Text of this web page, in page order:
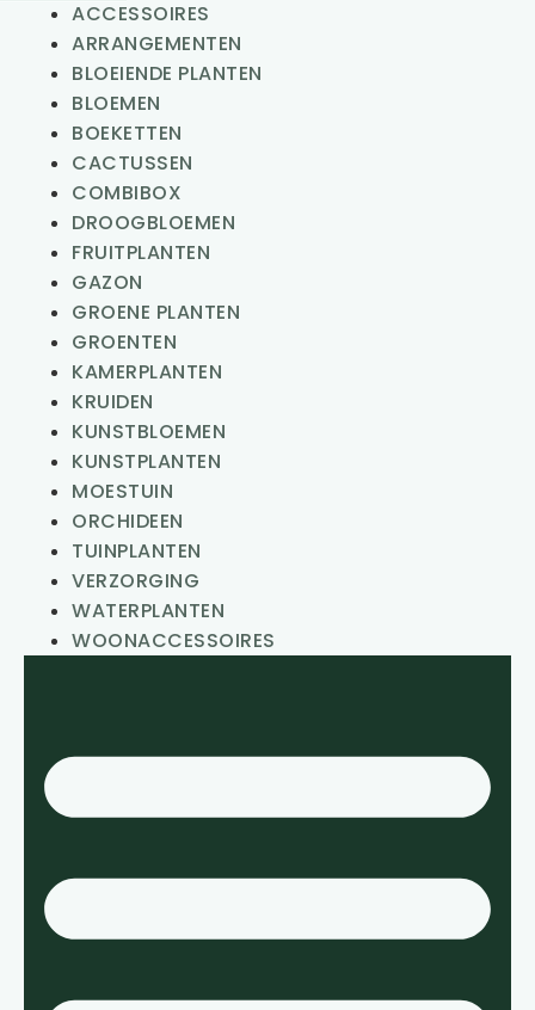
ACCESSOIRES
ARRANGEMENTEN
BLOEIENDE PLANTEN
BLOEMEN
BOEKETTEN
CACTUSSEN
COMBIBOX
DROOGBLOEMEN
FRUITPLANTEN
GAZON
GROENE PLANTEN
GROENTEN
KAMERPLANTEN
KRUIDEN
KUNSTBLOEMEN
KUNSTPLANTEN
MOESTUIN
ORCHIDEEN
TUINPLANTEN
VERZORGING
WATERPLANTEN
WOONACCESSOIRES